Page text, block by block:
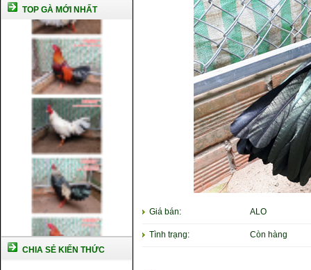
TOP GÀ MỚI NHẤT
CHIA SẺ KIẾN THỨC
Giá bán: ALO
Tình trạng: Còn hàng